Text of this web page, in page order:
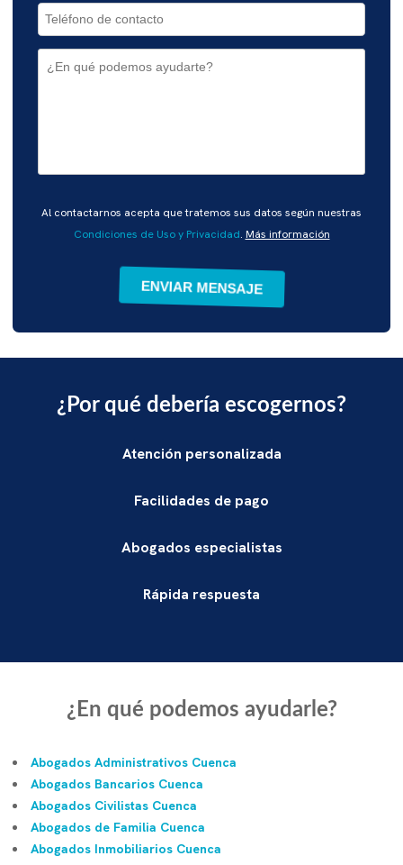
favor,
Al contactarnos acepta que tratemos sus datos según nuestras
Condiciones de Uso y Privacidad. Más información
¿Por qué debería escogernos?
Atención personalizada
Facilidades de pago
Abogados especialistas
Rápida respuesta
¿En qué podemos ayudarle?
Abogados Administrativos Cuenca
Abogados Bancarios Cuenca
Abogados Civilistas Cuenca
Abogados de Familia Cuenca
Abogados Inmobiliarios Cuenca